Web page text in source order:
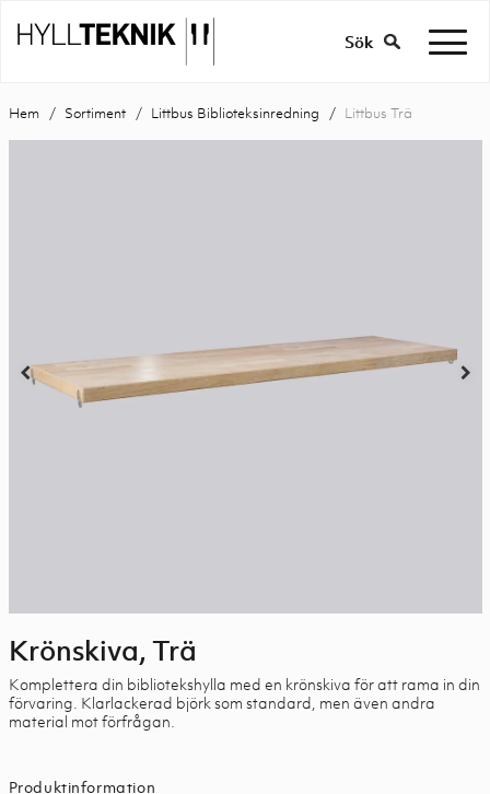
Sök
Hem Sortiment Littbus Biblioteksinredning Littbus Trä
Krönskiva, Trä
Komplettera din bibliotekshylla med en krönskiva för att rama in din
förvaring. Klarlackerad björk som standard, men även andra
material mot förfrågan.
Produktinformation